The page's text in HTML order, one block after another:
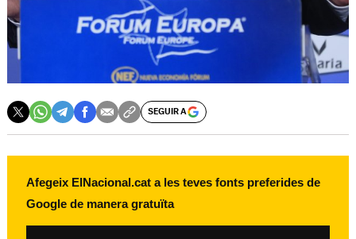
SEGUIR A
Afegeix ElNacional.cat a les teves fonts preferides de
Google de manera gratuïta